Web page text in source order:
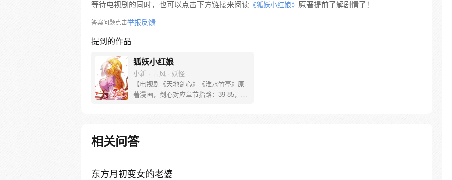
等待电视剧的同时，也可以点击下方链接来阅读 《狐妖小红娘》 原著提前了解剧情了！
答案问题点击举报反馈
提到的作品
狐妖小红娘
小新 · 古风 · 妖怪
【电视剧《天地剑心》《淮水竹亭》原
著漫画，剑心对应章节指路：39-85，淮
新。）
相关问答
东方月初变女的老婆